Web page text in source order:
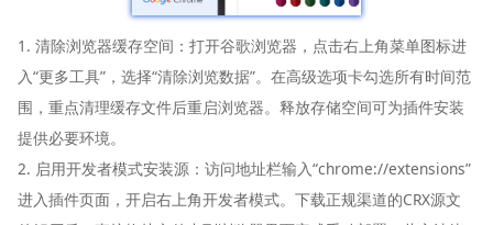
1. 清除浏览器缓存空间：打开谷歌浏览器，点击右上角菜单图标进
入“更多工具”，选择“清除浏览数据”。在高级选项卡勾选所有时间范
围，重点清理缓存文件后重启浏览器。释放存储空间可为插件安装
提供必要环境。
2. 启用开发者模式安装源：访问地址栏输入“chrome://extensions”
进入插件页面，开启右上角开发者模式。下载正规渠道的CRX源文